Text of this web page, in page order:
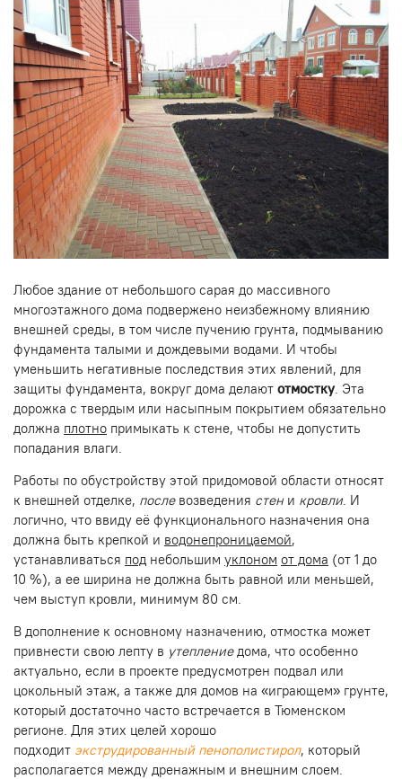
Любое здание от небольшого сарая до массивного
многоэтажного дома подвержено неизбежному влиянию
внешней среды, в том числе пучению грунта, подмыванию
фундамента талыми и дождевыми водами. И чтобы
уменьшить негативные последствия этих явлений, для
защиты фундамента, вокруг дома делают отмостку. Эта
дорожка с твердым или насыпным покрытием обязательно
должна плотно примыкать к стене, чтобы не допустить
попадания влаги.
Работы по обустройству этой придомовой области относят
к внешней отделке, послевозведения стени кровли. И
логично, что ввиду её функционального назначения она
должна быть крепкой и водонепроницаемой,
устанавливаться под небольшим уклоном от дома (от 1 до
10 %), а ее ширина не должна быть равной или меньшей,
чем выступ кровли, минимум 80 см.
В дополнение к основному назначению, отмостка может
привнести свою лепту в утеплениедома, что особенно
актуально, если в проекте предусмотрен подвал или
цокольный этаж, а также для домов на «играющем» грунте,
который достаточно часто встречается в Тюменском
регионе. Для этих целей хорошо
подходит экструдированный пенополистирол, который
располагается между дренажным и внешним слоем.